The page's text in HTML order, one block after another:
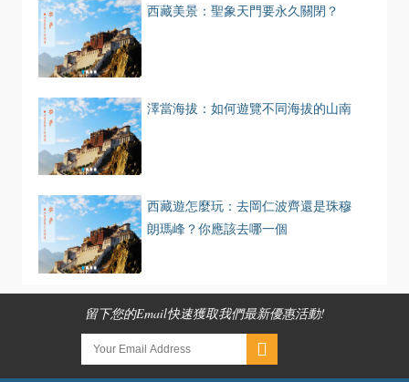
西藏美景：聖象天門要永久關閉？
澤當海拔：如何遊覽不同海拔的山南
西藏遊怎麼玩：去岡仁波齊還是珠穆
朗瑪峰？你應該去哪一個
留下您的Email快速獲取我們最新優惠活動!